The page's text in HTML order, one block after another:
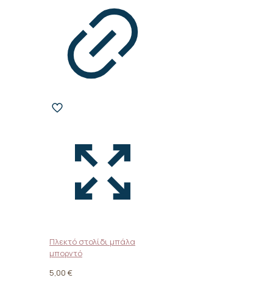
Πλεκτό στολίδι μπάλα
μπορντό
5,00 €